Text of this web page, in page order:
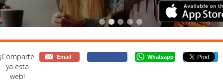
¡Comparte
ya esta
web!
Email Whatsapp